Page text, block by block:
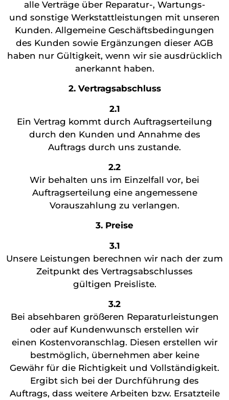
alle Verträge über Reparatur-, Wartungs-
und sonstige Werkstattleistungen mit unseren
Kunden. Allgemeine Geschäftsbedingungen
des Kunden sowie Ergänzungen dieser AGB
haben nur Gültigkeit, wenn wir sie ausdrücklich
anerkannt haben.
2. Vertragsabschluss
2.1
Ein Vertrag kommt durch Auftragserteilung
durch den Kunden und Annahme des
Auftrags durch uns zustande.
2.2
Wir behalten uns im Einzelfall vor, bei
Auftragserteilung eine angemessene
Vorauszahlung zu verlangen.
3. Preise
3.1
Unsere Leistungen berechnen wir nach der zum
Zeitpunkt des Vertragsabschlusses
gültigen Preisliste.
3.2
Bei absehbaren größeren Reparaturleistungen
oder auf Kundenwunsch erstellen wir
einen Kostenvoranschlag. Diesen erstellen wir
bestmöglich, übernehmen aber keine
Gewähr für die Richtigkeit und Vollständigkeit.
Ergibt sich bei der Durchführung des
Auftrags, dass weitere Arbeiten bzw. Ersatzteile